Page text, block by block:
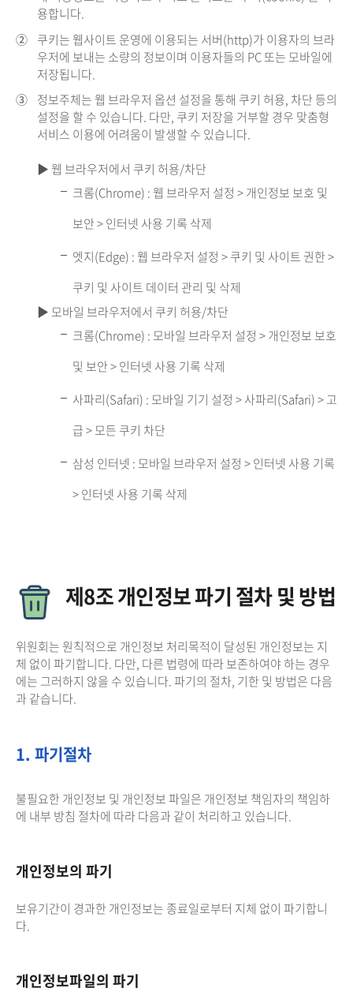
용합니다.
② 쿠키는 웹사이트 운영에 이용되는 서버(http)가 이용자의 브라
우저에 보내는 소량의 정보이며 이용자들의 PC 또는 모바일에
저장됩니다.
③ 정보주체는 웹 브라우저 옵션 설정을 통해 쿠키 허용, 차단 등의
설정을 할 수 있습니다. 다만, 쿠키 저장을 거부할 경우 맞춤형
서비스 이용에 어려움이 발생할 수 있습니다.
▶ 웹 브라우저에서 쿠키 허용/차단
크롬(Chrome) : 웹 브라우저 설정 > 개인정보 보호 및
보안 > 인터넷 사용 기록 삭제
엣지(Edge) : 웹 브라우저 설정 > 쿠키 및 사이트 권한 >
쿠키 및 사이트 데이터 관리 및 삭제
▶ 모바일 브라우저에서 쿠키 허용/차단
크롬(Chrome) : 모바일 브라우저 설정 > 개인정보 보호
및 보안 > 인터넷 사용 기록 삭제
사파리(Safari) : 모바일 기기 설정 > 사파리(Safari) > 고
급 > 모든 쿠키 차단
삼성 인터넷 : 모바일 브라우저 설정 > 인터넷 사용 기록
> 인터넷 사용 기록 삭제
제8조 개인정보 파기 절차 및 방법
위원회는 원칙적으로 개인정보 처리목적이 달성된 개인정보는 지
체 없이 파기합니다. 다만, 다른 법령에 따라 보존하여야 하는 경우
에는 그러하지 않을 수 있습니다. 파기의 절차, 기한 및 방법은 다음
과 같습니다.
1. 파기절차
불필요한 개인정보 및 개인정보 파일은 개인정보 책임자의 책임하
에 내부 방침 절차에 따라 다음과 같이 처리하고 있습니다.
개인정보의 파기
보유기간이 경과한 개인정보는 종료일로부터 지체 없이 파기합니
다.
개인정보파일의 파기